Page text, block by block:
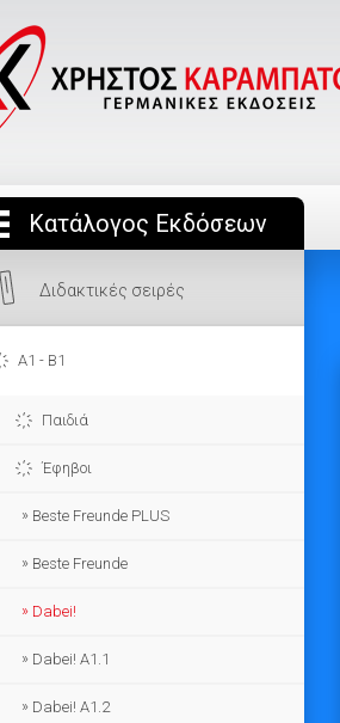
Κατάλογος Εκδόσεων
Διδακτικές σειρές
A1 - B1
Παιδιά
Έφηβοι
Beste Freunde PLUS
Beste Freunde
Dabei!
Dabei! Α1.1
Dabei! Α1.2